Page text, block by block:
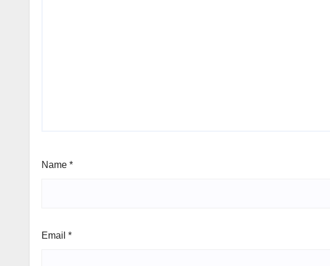
Name *
Email *